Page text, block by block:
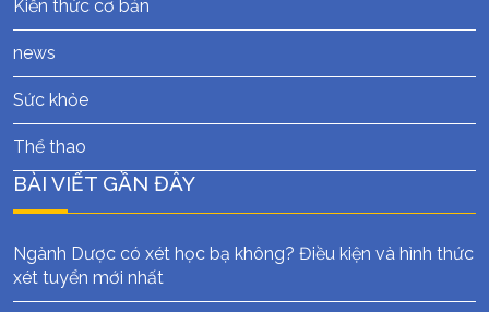
Kiến thức cơ bản
news
Sức khỏe
Thể thao
BÀI VIẾT GẦN ĐÂY
Ngành Dược có xét học bạ không? Điều kiện và hình thức
xét tuyển mới nhất